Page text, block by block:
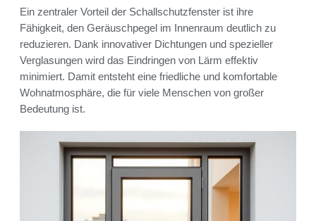
Ein zentraler Vorteil der Schallschutzfenster ist ihre
Fähigkeit, den Geräuschpegel im Innenraum deutlich zu
reduzieren. Dank innovativer Dichtungen und spezieller
Verglasungen wird das Eindringen von Lärm effektiv
minimiert. Damit entsteht eine friedliche und komfortable
Wohnatmosphäre, die für viele Menschen von großer
Bedeutung ist.